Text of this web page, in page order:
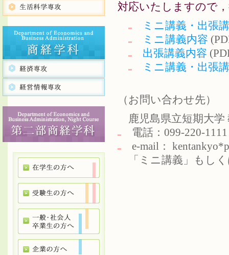
対応いたしますので
ミニ講義・出張
ミニ講義内容
出張講義内容
ミニ講義・出張
（お問い合わせ先）
鹿児島県立短期大学
電話：099-220-
e-mail：
「ミニ講義」もしく